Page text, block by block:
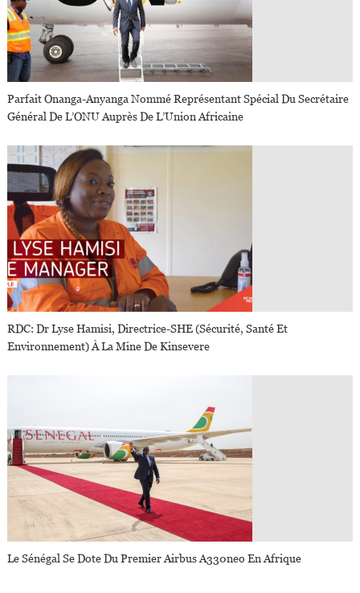
Parfait Onanga-Anyanga Nommé Représentant Spécial Du Secrétaire
Général De L’ONU Auprès De L’Union Africaine
RDC: Dr Lyse Hamisi, Directrice-SHE (sécurité, Santé Et
Environnement) À La Mine De Kinsevere
Le Sénégal Se Dote Du Premier Airbus A330neo En Afrique